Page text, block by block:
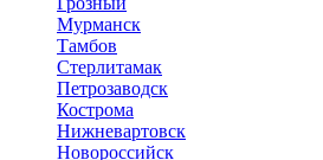
Мурманск
Тамбов
Стерлитамак
Петрозаводск
Кострома
Нижневартовск
Новороссийск